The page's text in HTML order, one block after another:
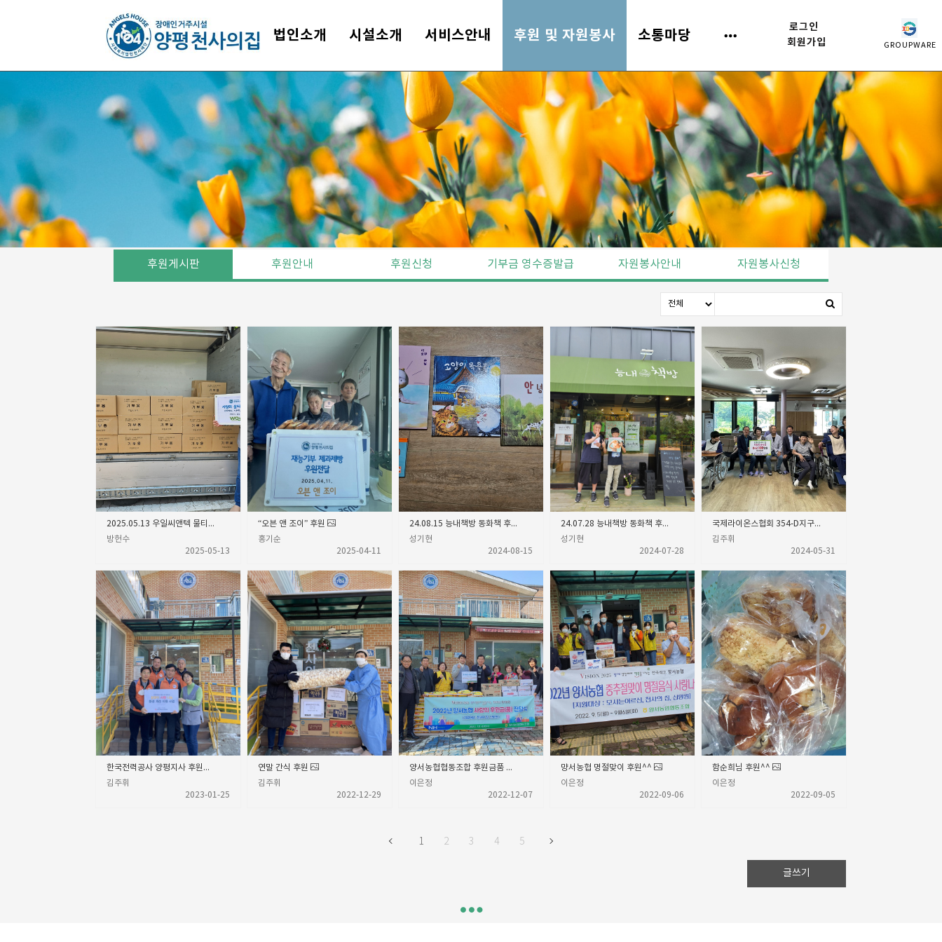
법인소개 시설소개 서비스안내 후원 및 자원봉사 소통마당
로그인
회원가입
GROUPWARE
후원게시판 후원안내 후원신청 기부금 영수증발급 자원봉사안내 자원봉사신청
2025.05.13 우일씨앤텍 물티슈 후원
방헌수
2025-05-13
“오븐 앤 조이” 후원
홍기순
2025-04-11
24.08.15 능내책방 동화책 후원
성기현
2024-08-15
24.07.28 능내책방 동화책 후원
성기현
2024-07-28
국제라이온스협회 354-D지구 후원금 전달
김주휘
2024-05-31
한국전력공사 양평지사 후원금전달
김주휘
2023-01-25
연말 간식 후원
김주휘
2022-12-29
양서농협협동조합 후원금품 전달^^
이은정
2022-12-07
먕서농협 명절맞이 후원^^
이은정
2022-09-06
함순희님 후원^^
이은정
2022-09-05
1 2 3 4 5
글쓰기